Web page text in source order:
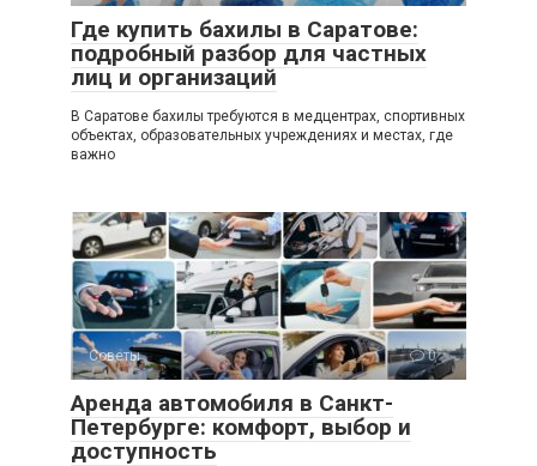
Где купить бахилы в Саратове:
подробный разбор для частных
лиц и организаций
В Саратοве бахилы требуются в медцентрах, спортивных
объектах, образовательных учреждениях и местах, где
важно
Советы 0
Аренда автомобиля в Санкт-
Петербурге: комфорт, выбор и
доступность